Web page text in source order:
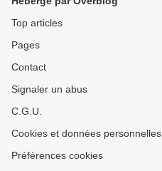
Top articles
Pages
Contact
Signaler un abus
C.G.U.
Cookies et données personnelles
Préférences cookies